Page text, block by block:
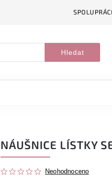
Hledat
NÁUŠNICE LÍSTKY
Neohodnoceno